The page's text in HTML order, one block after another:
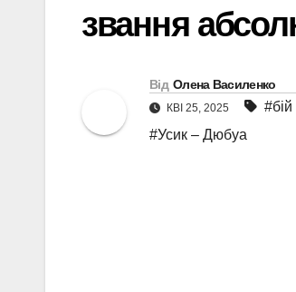
звання
Від Олена Василенко
КВІ 25, 2025
#Усик – Дюбуа